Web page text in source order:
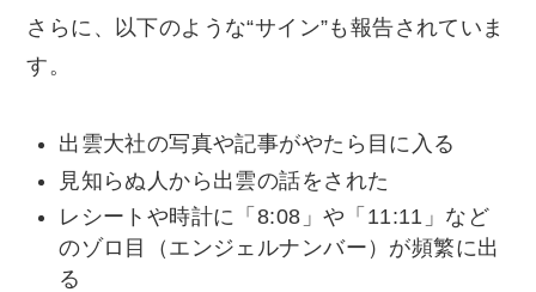
さらに、以下のような“サイン”も報告されていま
す。
出雲大社の写真や記事がやたら目に入る
見知らぬ人から出雲の話をされた
レシートや時計に「8:08」や「11:11」など
のゾロ目（エンジェルナンバー）が頻繁に出
る